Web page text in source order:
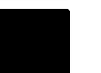
parler avec une toile"
pay the athletes; that